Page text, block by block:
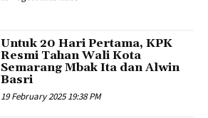
Untuk 20 Hari Pertama, KPK
Resmi Tahan Wali Kota
Semarang Mbak Ita dan Alwin
Basri
19 February 2025 19:38 PM